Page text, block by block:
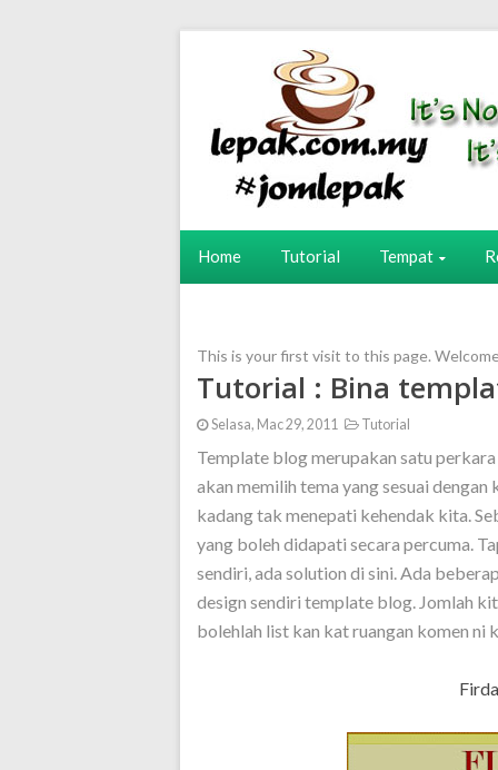
Home Tutorial Tempat
This is your first visit to this page.
Tutorial : Bina
Selasa, Mac 29, 2011 Tutorial
Template blog merupakan satu
akan memilih tema yang sesuai
kadang tak menepati kehendak kita.
yang boleh didapati secara percuma.
sendiri, ada solution di sini. Ada
design sendiri template blog. Jomlah
bolehlah list kan kat ruangan komen ni